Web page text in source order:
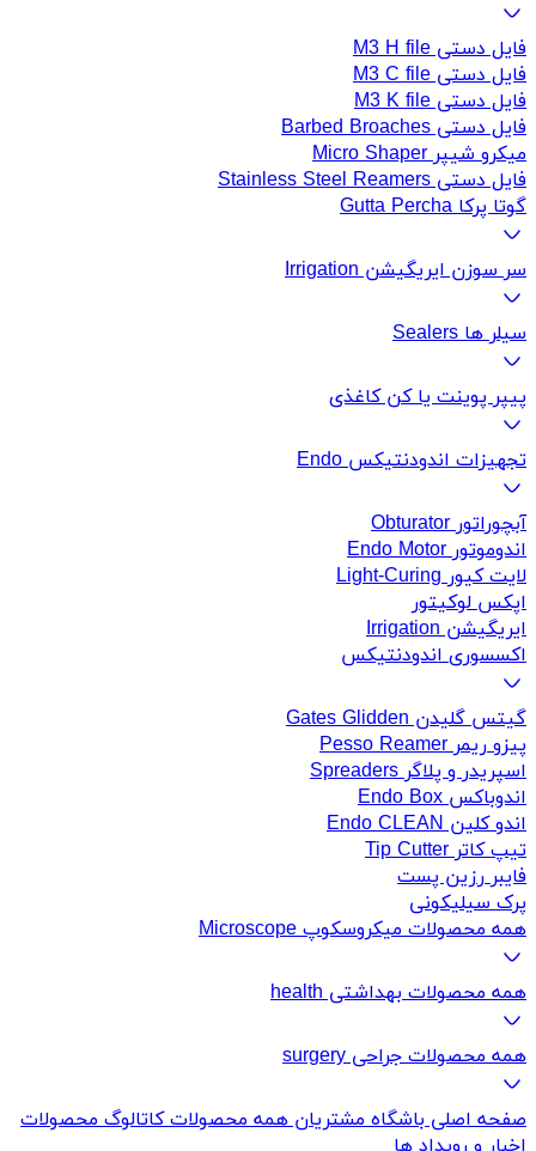
فایل دستی M3 H file
فایل دستی M3 C file
فایل دستی M3 K file
فایل دستی Barbed Broaches
میکرو شیپر Micro Shaper
فایل دستی Stainless Steel Reamers
گوتا پرکا Gutta Percha
سر سوزن ایریگیشن Irrigation
سیلر ها Sealers
پیپر پوینت یا کن کاغذی
تجهیزات اندودنتیکس Endo
آبچوراتور Obturator
اندوموتور Endo Motor
لایت کیور Light-Curing
اپکس لوکیتور
ایریگیشن Irrigation
اکسسوری اندودنتیکس
گیتس گلیدن Gates Glidden
پیزو ریمر Pesso Reamer
اسپریدر و پلاگر Spreaders
اندوباکس Endo Box
اندو کلین Endo CLEAN
تیپ کاتر Tip Cutter
فایبر رزین پست
پرک سیلیکونی
همه محصولات میکروسکوپ Microscope
همه محصولات بهداشتی health
همه محصولات جراحی surgery
صفحه اصلیباشگاه مشتریانهمه محصولاتکاتالوگ محصولات